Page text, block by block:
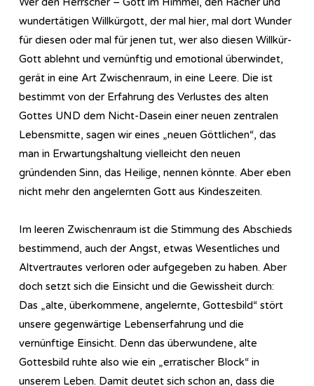
wundertätigen Willkürgott, der mal hier, mal dort Wunder
für diesen oder mal für jenen tut, wer also diesen Willkür-
Gott ablehnt und vernünftig und emotional überwindet,
gerät in eine Art Zwischenraum, in eine Leere. Die ist
bestimmt von der Erfahrung des Verlustes des alten
Gottes UND dem Nicht-Dasein einer neuen zentralen
Lebensmitte, sagen wir eines „neuen Göttlichen“, das
man in Erwartungshaltung vielleicht den neuen
gründenden Sinn, das Heilige, nennen könnte. Aber eben
nicht mehr den angelernten Gott aus Kindeszeiten.
Im leeren Zwischenraum ist die Stimmung des Abschieds
bestimmend, auch der Angst, etwas Wesentliches und
Altvertrautes verloren oder aufgegeben zu haben. Aber
doch setzt sich die Einsicht und die Gewissheit durch:
Das „alte, überkommene, angelernte, Gottesbild“ stört
unsere gegenwärtige Lebenserfahrung und die
vernünftige Einsicht. Denn das überwundene, alte
Gottesbild ruhte also wie ein „erratischer Block“ in
unserem Leben. Damit deutet sich schon an, dass die